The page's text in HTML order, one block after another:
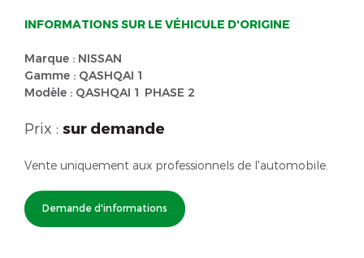
INFORMATIONS SUR LE VÉHICULE D'ORIGINE
Marque : NISSAN
Gamme : QASHQAI 1
Modèle : QASHQAI 1 PHASE 2
Prix : sur demande
Vente uniquement aux professionnels de l'automobile.
Demande d'informations